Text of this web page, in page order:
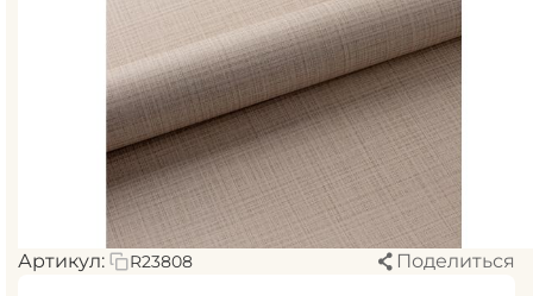
Артикул: R23808 Поделиться